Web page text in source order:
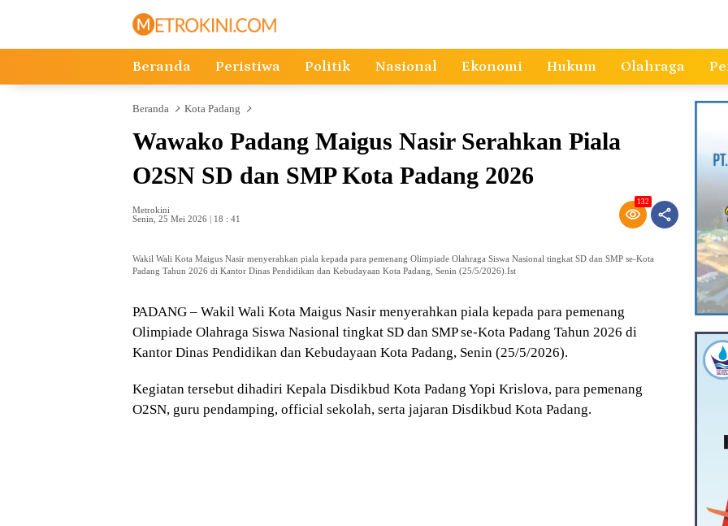
Beranda Peristiwa Politik Nasional Ekonomi Hukum Olahraga
Beranda Kota Padang
Wawako Padang Maigus Nasir Serahkan Piala
O2SN SD dan SMP Kota Padang 2026
Metrokini
Senin, 25 Mei 2026 | 18 : 41
132
Wakil Wali Kota Maigus Nasir menyerahkan piala kepada para pemenang Olimpiade Olahraga Siswa Nasional tingkat SD dan SMP se-Kota
Padang Tahun 2026 di Kantor Dinas Pendidikan dan Kebudayaan Kota Padang, Senin (25/5/2026).Ist
PADANG – Wakil Wali Kota Maigus Nasir menyerahkan piala kepada para pemenang
Olimpiade Olahraga Siswa Nasional tingkat SD dan SMP se-Kota Padang Tahun 2026 di
Kantor Dinas Pendidikan dan Kebudayaan Kota Padang, Senin (25/5/2026).
Kegiatan tersebut dihadiri Kepala Disdikbud Kota Padang Yopi Krislova, para pemenang
O2SN, guru pendamping, official sekolah, serta jajaran Disdikbud Kota Padang.